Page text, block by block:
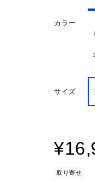
カラー
サイズ
取り寄せ